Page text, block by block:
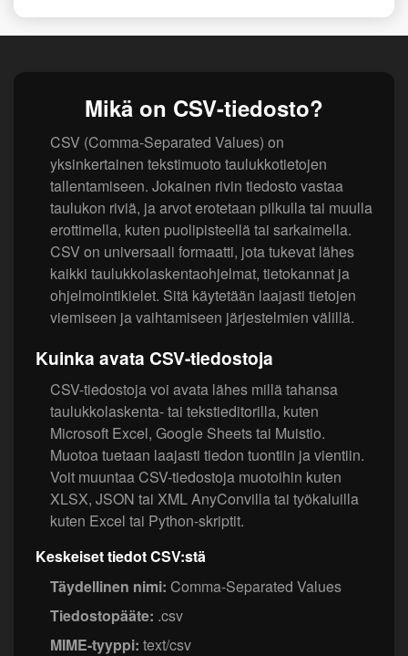
Mikä on CSV-tiedosto?
CSV (Comma-Separated Values) on
yksinkertainen tekstimuoto taulukkotietojen
tallentamiseen. Jokainen rivin tiedosto vastaa
taulukon riviä, ja arvot erotetaan pilkulla tai muulla
erottimella, kuten puolipisteellä tai sarkaimella.
CSV on universaali formaatti, jota tukevat lähes
kaikki taulukkolaskentaohjelmat, tietokannat ja
ohjelmointikielet. Sitä käytetään laajasti tietojen
viemiseen ja vaihtamiseen järjestelmien välillä.
Kuinka avata CSV-tiedostoja
CSV-tiedostoja voi avata lähes millä tahansa
taulukkolaskenta- tai tekstieditorilla, kuten
Microsoft Excel, Google Sheets tai Muistio.
Muotoa tuetaan laajasti tiedon tuontiin ja vientiin.
Voit muuntaa CSV-tiedostoja muotoihin kuten
XLSX, JSON tai XML AnyConvilla tai työkaluilla
kuten Excel tai Python-skriptit.
Keskeiset tiedot CSV:stä
Täydellinen nimi: Comma-Separated Values
Tiedostopääte: .csv
MIME-tyyppi: text/csv